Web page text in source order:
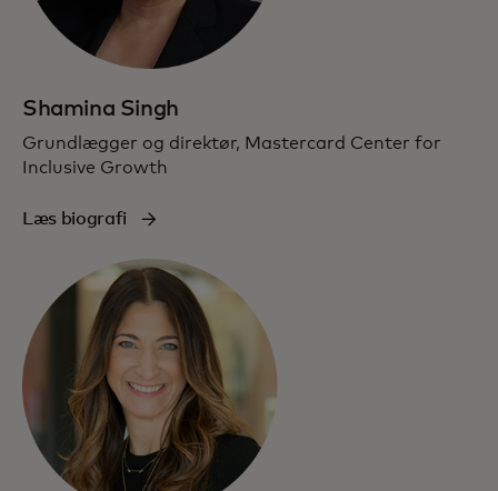
Shamina Singh
Grundlægger og direktør, Mastercard Center for
Inclusive Growth
Læs biografi